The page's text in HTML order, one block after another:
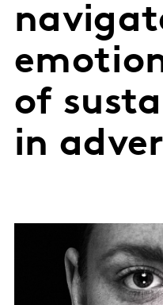
of
in